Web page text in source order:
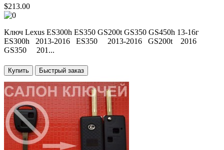
$213.00
Ключ Lexus ES300h ES350 GS200t GS350 GS450h 13-16г
ES300h 2013-2016 ES350 2013-2016 GS200t 2016
GS350 201...
Купить